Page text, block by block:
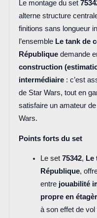
Le montage du set
alterne structure
finitions sans longueur
l’ensemble Le tank de
Républiquedemande
construction
intermédiaire: c’est
de Star Wars, tout en
satisfaire un amateur
Wars.
Points forts du set
Le set 75342, Le
République,
entre jouabilité
propre en
à son effet de vol